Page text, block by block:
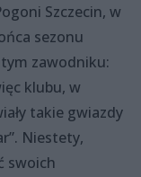
Szczecin, w
sezonu
zawodniku:
klubu, w
takie gwiazdy
Niestety,
swoich